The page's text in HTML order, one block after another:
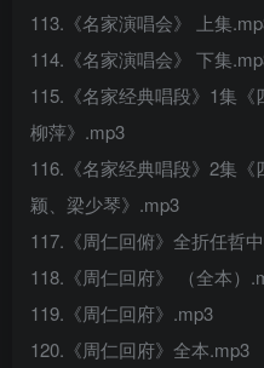
113.《名家演唱会》 上集
114.《名家演唱会》 下集
115.《名家经典唱段》1集《
柳萍》.mp3
116.《名家经典唱段》2集
颖、梁少琴》.mp3
117.《周仁回俯》全折任哲
118.《周仁回府》 （全本）
119.《周仁回府》.mp3
120.《周仁回府》全本.mp3